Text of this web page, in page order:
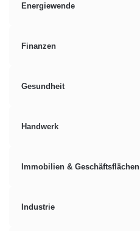
Energiewende
Finanzen
Gesundheit
Handwerk
Immobilien & Geschäftsflächen
Industrie